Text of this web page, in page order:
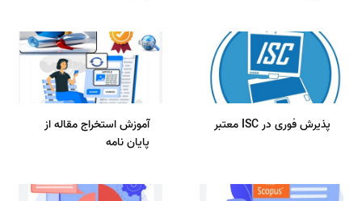
پذیرش فوری در ISC معتبر
آموزش استخراج مقاله از
پایان نامه